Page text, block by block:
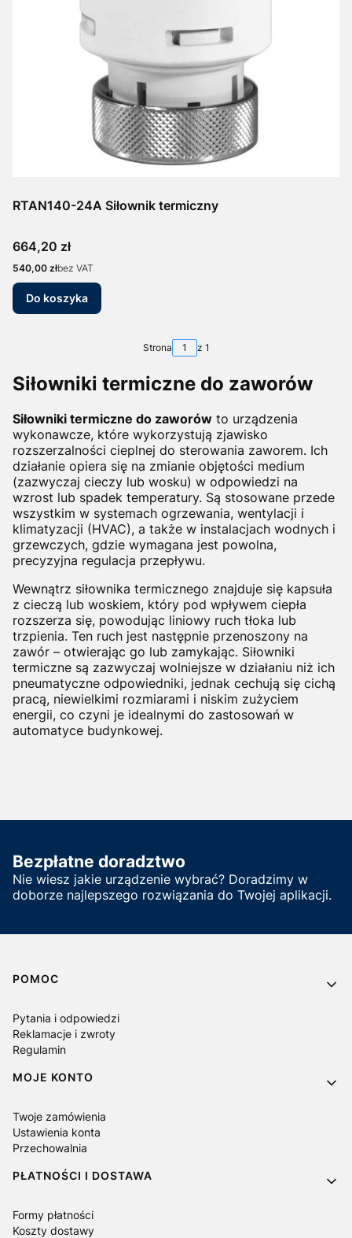
RTAN140-24A Siłownik termiczny
Cena
664,20 zł
Cena
540,00 złbez VAT
Do koszyka
Strona z 1
Siłowniki termiczne do zaworów
Siłowniki termiczne do zaworów to urządzenia
wykonawcze, które wykorzystują zjawisko
rozszerzalności cieplnej do sterowania zaworem. Ich
działanie opiera się na zmianie objętości medium
(zazwyczaj cieczy lub wosku) w odpowiedzi na
wzrost lub spadek temperatury. Są stosowane przede
wszystkim w systemach ogrzewania, wentylacji i
klimatyzacji (HVAC), a także w instalacjach wodnych i
grzewczych, gdzie wymagana jest powolna,
precyzyjna regulacja przepływu.
Wewnątrz siłownika termicznego znajduje się kapsuła
z cieczą lub woskiem, który pod wpływem ciepła
rozszerza się, powodując liniowy ruch tłoka lub
trzpienia. Ten ruch jest następnie przenoszony na
zawór – otwierając go lub zamykając. Siłowniki
termiczne są zazwyczaj wolniejsze w działaniu niż ich
pneumatyczne odpowiedniki, jednak cechują się cichą
pracą, niewielkimi rozmiarami i niskim zużyciem
energii, co czyni je idealnymi do zastosowań w
automatyce budynkowej.
Bezpłatne doradztwo
Nie wiesz jakie urządzenie wybrać? Doradzimy w
doborze najlepszego rozwiązania do Twojej aplikacji.
Linki w stopce
POMOC
Pytania i odpowiedzi
Reklamacje i zwroty
Regulamin
MOJE KONTO
Twoje zamówienia
Ustawienia konta
Przechowalnia
PŁATNOŚCI I DOSTAWA
Formy płatności
Koszty dostawy